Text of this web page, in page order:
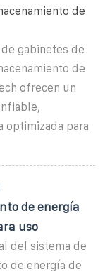
de
gabinetes de
de
ofrecen un
optimizada para
de energía
uso
del sistema de
de energía de